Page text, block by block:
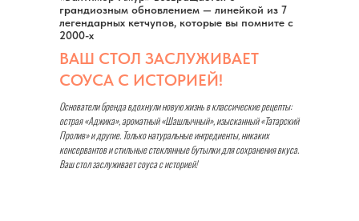
грандиозным обновлением — линейкой из 7
легендарных кетчупов, которые вы помните с
2000-х
ВАШ СТОЛ ЗАСЛУЖИВАЕТ
СОУСА С ИСТОРИЕЙ!
Основатели бренда вдохнули новую жизнь в классические рецепты:
острая «Аджика», ароматный «Шашлычный», изысканный «Татарский
Пролив» и другие. Только натуральные ингредиенты, никаких
консервантов и стильные стеклянные бутылки для сохранения вкуса.
Ваш стол заслуживает соуса с историей!